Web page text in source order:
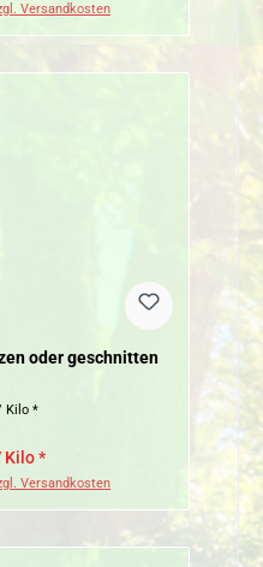
Versandkosten
oder geschnitten
Kilo *
Kilo *
Versandkosten